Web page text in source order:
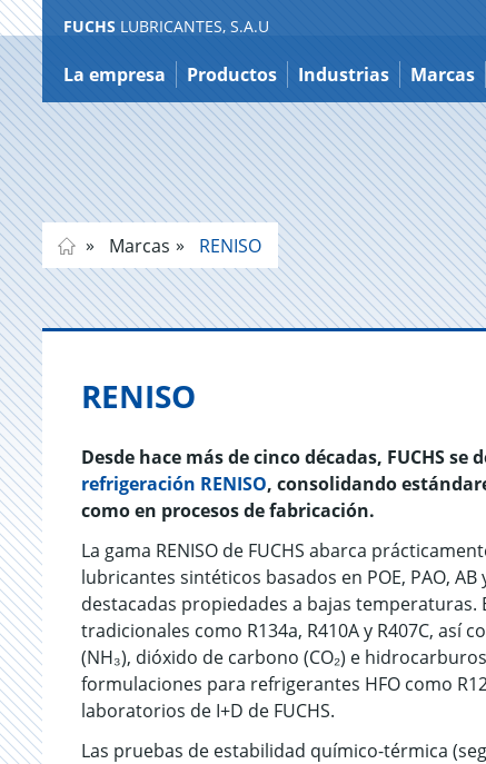
Ir
a
contenido
FUCHS LUBRICANTES, S.A.U
La empresa Productos Industrias Marcas
Marcas RENISO
RENISO
Desde hace más de cinco décadas, FUCHS
refrigeración RENISO, consolidando
como en procesos de fabricación.
La gama RENISO de FUCHS abarca
lubricantes sintéticos basados en POE, PAO,
destacadas propiedades a bajas
tradicionales como R134a, R410A y R407C,
(NH₃), dióxido de carbono (CO₂) e
formulaciones para refrigerantes HFO como
laboratorios de I+D de FUCHS.
Las pruebas de estabilidad químico-térmica